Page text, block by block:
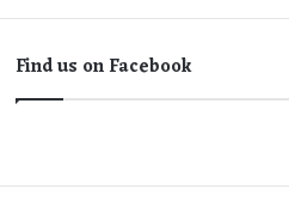
Find us on Facebook